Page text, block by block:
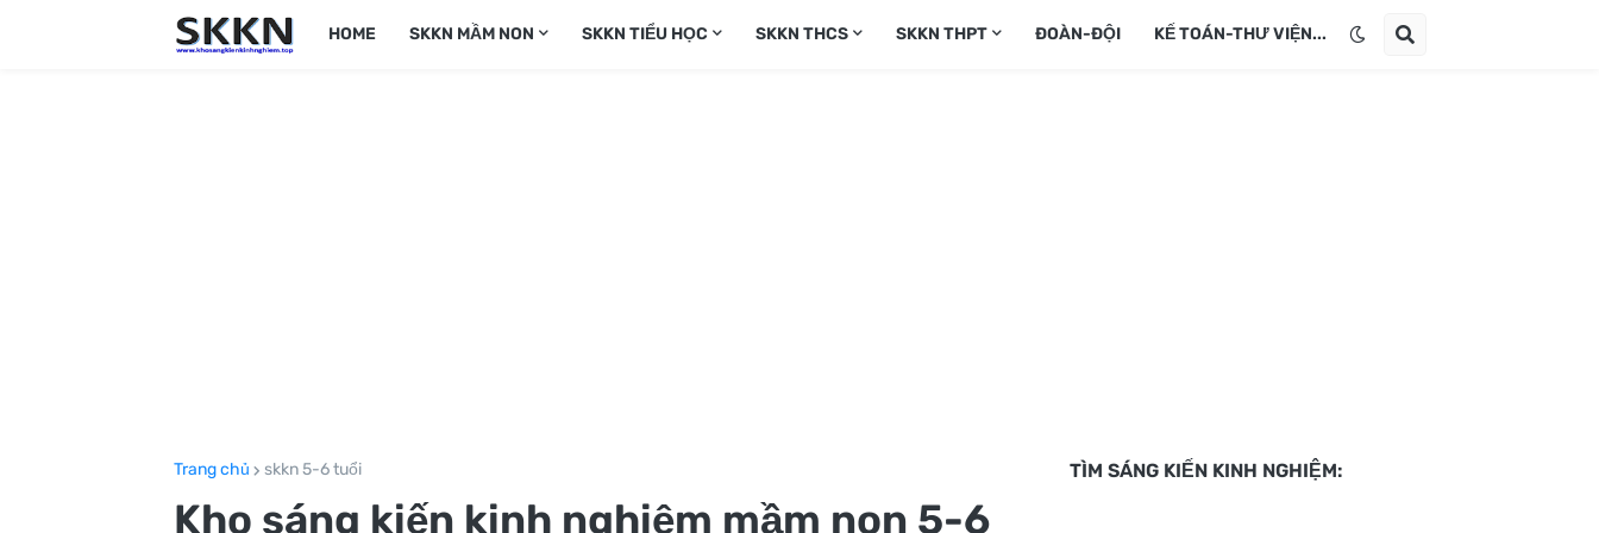
HOME SKKN MẦM NON SKKN TIỂU HỌC SKKN THCS SKKN THPT ĐOÀN-ĐỘI KẾ TOÁN-THƯ VIỆN...
Trang chủ skkn 5-6 tuổi
Kho sáng kiến kinh nghiệm mầm non 5-6
TÌM SÁNG KIẾN KINH NGHIỆM: